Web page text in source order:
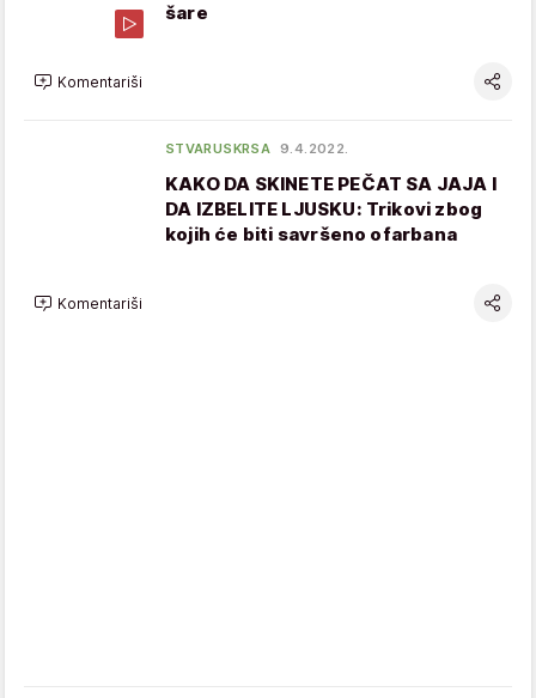
šare
Komentariši
STVARUSKRSA 9.4.2022.
KAKO DA SKINETE PEČAT SA JAJA I
DA IZBELITE LJUSKU: Trikovi zbog
kojih će biti savršeno ofarbana
Komentariši